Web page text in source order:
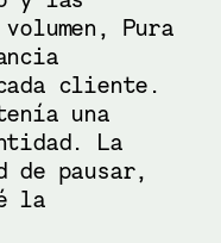
Pura
cliente.
una
La
de pausar,
la